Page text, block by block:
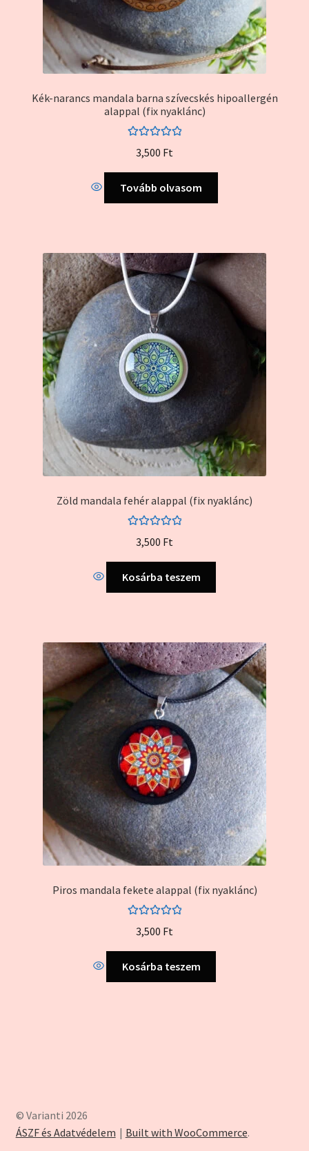
Kék-narancs mandala barna szívecskés hipoallergén
alappal (fix nyaklánc)
5.00
3,500 Ft
Tovább olvasom
Zöld mandala fehér alappal (fix nyaklánc)
5.00
3,500 Ft
Kosárba teszem
Piros mandala fekete alappal (fix nyaklánc)
5.00
3,500 Ft
Kosárba teszem
© Varianti 2026
ÁSZF és Adatvédelem
Built with WooCommerce.